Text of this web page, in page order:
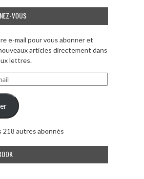
VOUS
e-mail pour vous abonner et
articles directement dans
lettres.
218 autres abonnés